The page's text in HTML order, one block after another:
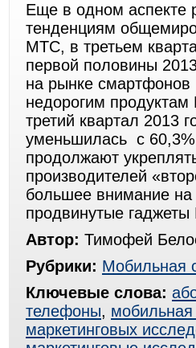
Еще в одном аспекте
тенденциям
МТС, в третьем
первой половины
на рынке смартфонов
недорогим продуктам
третий квартал 2013
уменьшилась с
продолжают
производителей
большее внимание на
продвинутые гаджеты
Автор: Тимофей
Рубрики: Мобильная
Ключевые слова:
телефоны, мобильная
маркетинговых